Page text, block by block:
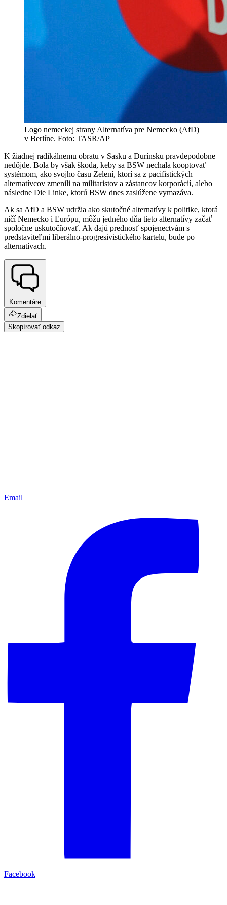
Logo nemeckej strany Alternatíva pre Nemecko (AfD)
v Berlíne. Foto: TASR/AP
K žiadnej radikálnemu obratu v Sasku a Durínsku pravdepodobne
nedôjde. Bola by však škoda, keby sa BSW nechala kooptovať
systémom, ako svojho času Zelení, ktorí sa z pacifistických
alternatívcov zmenili na militaristov a zástancov korporácií, alebo
následne Die Linke, ktorú BSW dnes zaslúžene vymazáva.
Ak sa AfD a BSW udržia ako skutočné alternatívy k politike, ktorá
ničí Nemecko i Európu, môžu jedného dňa tieto alternatívy začať
spoločne uskutočňovať. Ak dajú prednosť spojenectvám s
predstaviteľmi liberálno-progresivistického kartelu, bude po
alternatívach.
Komentáre
Zdielať
Skopírovať odkaz
Email
Facebook